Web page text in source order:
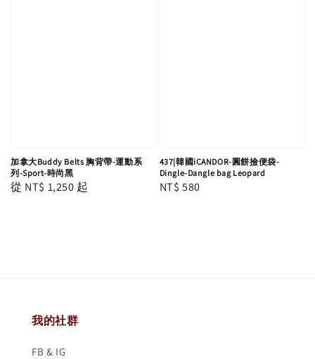
加拿大Buddy Belts 胸背帶-運動系
列-Sport-時尚黑
Regular
從 NT$ 1,250 起
437|韓國iCANDOR-圓餅撿便袋-
Dingle-Dangle bag Leopard
Regular
NT$ 580
我的社群
FB & IG